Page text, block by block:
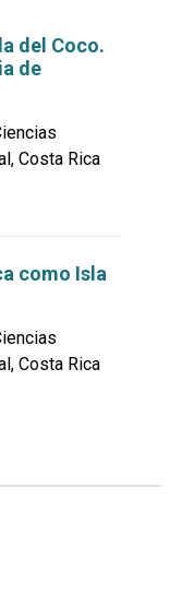
del Coco.
de
Costa Rica
como Isla
Costa Rica